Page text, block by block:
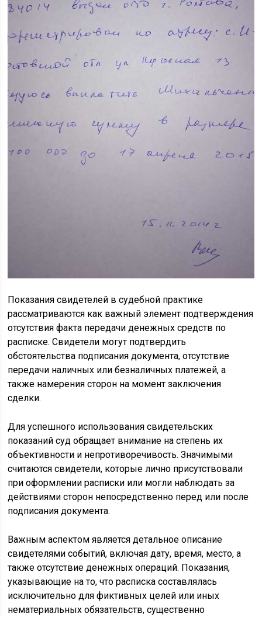
Показания свидетелей в судебной практике
рассматриваются как важный элемент подтверждения
отсутствия факта передачи денежных средств по
расписке. Свидетели могут подтвердить
обстоятельства подписания документа, отсутствие
передачи наличных или безналичных платежей, а
также намерения сторон на момент заключения
сделки.
Для успешного использования свидетельских
показаний суд обращает внимание на степень их
объективности и непротиворечивость. Значимыми
считаются свидетели, которые лично присутствовали
при оформлении расписки или могли наблюдать за
действиями сторон непосредственно перед или после
подписания документа.
Важным аспектом является детальное описание
свидетелями событий, включая дату, время, место, а
также отсутствие денежных операций. Показания,
указывающие на то, что расписка составлялась
исключительно для фиктивных целей или иных
нематериальных обязательств, существенно